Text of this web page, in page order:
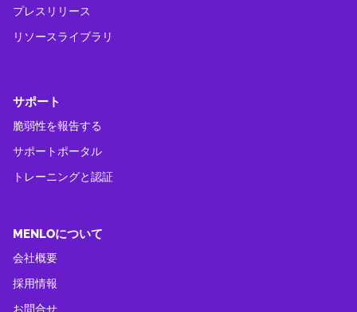
プレスリリース
リソースライブラリ
サポート
脆弱性を報告する
サポートポータル
トレーニングと認証
MENLOについて
会社概要
採用情報
お問合せ